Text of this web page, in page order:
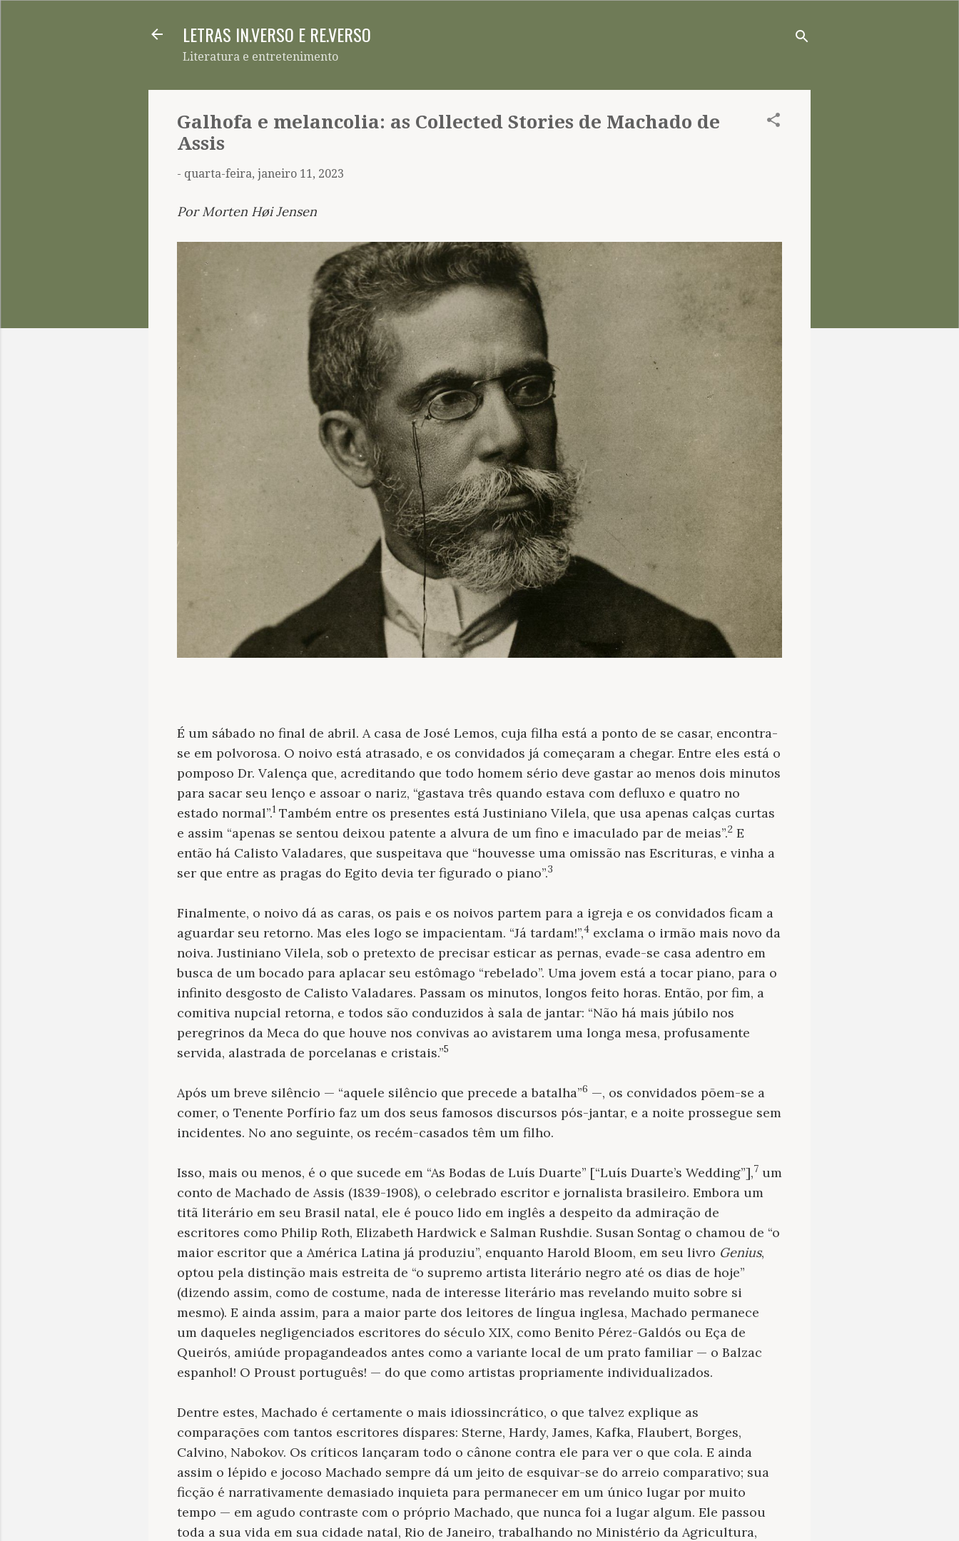
LETRAS IN.VERSO E RE.VERSO
Literatura e entretenimento
Galhofa e melancolia: as Collected Stories de Machado de
Assis
- quarta-feira, janeiro 11, 2023
Por Morten Høi Jensen
É um sábado no final de abril. A casa de José Lemos, cuja filha está a ponto de se casar, encontra-
se em polvorosa. O noivo está atrasado, e os convidados já começaram a chegar. Entre eles está o
pomposo Dr. Valença que, acreditando que todo homem sério deve gastar ao menos dois minutos
para sacar seu lenço e assoar o nariz, “gastava três quando estava com defluxo e quatro no
estado normal”.1 Também entre os presentes está Justiniano Vilela, que usa apenas calças curtas
e assim “apenas se sentou deixou patente a alvura de um fino e imaculado par de meias”.2 E
então há Calisto Valadares, que suspeitava que “houvesse uma omissão nas Escrituras, e vinha a
ser que entre as pragas do Egito devia ter figurado o piano”.3
Finalmente, o noivo dá as caras, os pais e os noivos partem para a igreja e os convidados ficam a
aguardar seu retorno. Mas eles logo se impacientam. “Já tardam!”,4 exclama o irmão mais novo da
noiva. Justiniano Vilela, sob o pretexto de precisar esticar as pernas, evade-se casa adentro em
busca de um bocado para aplacar seu estômago “rebelado”. Uma jovem está a tocar piano, para o
infinito desgosto de Calisto Valadares. Passam os minutos, longos feito horas. Então, por fim, a
comitiva nupcial retorna, e todos são conduzidos à sala de jantar: “Não há mais júbilo nos
peregrinos da Meca do que houve nos convivas ao avistarem uma longa mesa, profusamente
servida, alastrada de porcelanas e cristais.”5
Após um breve silêncio — “aquele silêncio que precede a batalha”6 —, os convidados põem-se a
comer, o Tenente Porfírio faz um dos seus famosos discursos pós-jantar, e a noite prossegue sem
incidentes. No ano seguinte, os recém-casados têm um filho.
Isso, mais ou menos, é o que sucede em “As Bodas de Luís Duarte” [“Luís Duarte’s Wedding”],7 um
conto de Machado de Assis (1839-1908), o celebrado escritor e jornalista brasileiro. Embora um
titã literário em seu Brasil natal, ele é pouco lido em inglês a despeito da admiração de
escritores como Philip Roth, Elizabeth Hardwick e Salman Rushdie. Susan Sontag o chamou de “o
maior escritor que a América Latina já produziu”, enquanto Harold Bloom, em seu livro Genius,
optou pela distinção mais estreita de “o supremo artista literário negro até os dias de hoje”
(dizendo assim, como de costume, nada de interesse literário mas revelando muito sobre si
mesmo). E ainda assim, para a maior parte dos leitores de língua inglesa, Machado permanece
um daqueles negligenciados escritores do século XIX, como Benito Pérez-Galdós ou Eça de
Queirós, amiúde propagandeados antes como a variante local de um prato familiar — o Balzac
espanhol! O Proust português! — do que como artistas propriamente individualizados.
Dentre estes, Machado é certamente o mais idiossincrático, o que talvez explique as
comparações com tantos escritores díspares: Sterne, Hardy, James, Kafka, Flaubert, Borges,
Calvino, Nabokov. Os críticos lançaram todo o cânone contra ele para ver o que cola. E ainda
assim o lépido e jocoso Machado sempre dá um jeito de esquivar-se do arreio comparativo; sua
ficção é narrativamente demasiado inquieta para permanecer em um único lugar por muito
tempo — em agudo contraste com o próprio Machado, que nunca foi a lugar algum. Ele passou
toda a sua vida em sua cidade natal, Rio de Janeiro, trabalhando no Ministério da Agricultura,